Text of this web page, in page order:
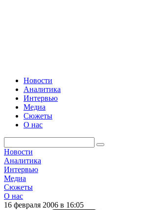
Новости
Аналитика
Интервью
Медиа
Сюжеты
О нас
Новости
Аналитика
Интервью
Медиа
Сюжеты
О нас
16 февраля 2006 в 16:05